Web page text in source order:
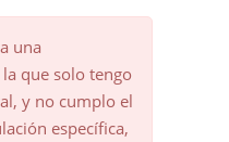
una
que solo tengo
y no cumplo el
específica,